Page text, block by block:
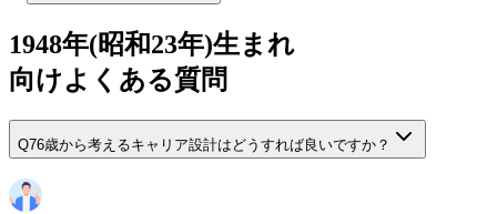
1948年(昭和23年)生まれ
向けよくある質問
Q76歳から考えるキャリア設計はどうすれば良いですか？